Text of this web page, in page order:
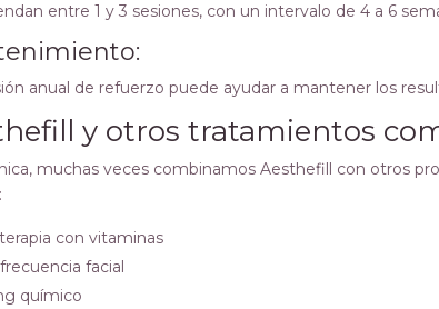
entre 1 y 3 sesiones, con un intervalo de 4 a 6
anual de refuerzo puede ayudar a mantener los
y otros tratamientos
muchas veces combinamos Aesthefill con otros
con vitaminas
facial
químico